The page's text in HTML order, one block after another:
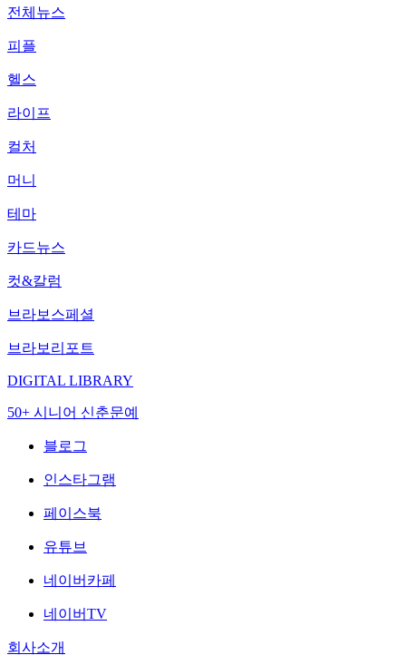
전체뉴스
피플
헬스
라이프
컬처
머니
테마
카드뉴스
컷&칼럼
브라보스페셜
브라보리포트
DIGITAL LIBRARY
50+ 시니어 신춘문예
블로그
인스타그램
페이스북
유튜브
네이버카페
네이버TV
회사소개